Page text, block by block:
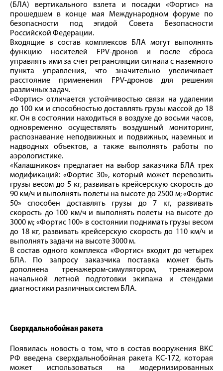
(БЛА) вертикального взлета и посадки «Фортис» на
прошедшем в конце мая Международном форуме по
безопасности под эгидой Совета Безопасности
Российской Федерации.
Входящие в состав комплексов БЛА могут выполнять
функцию носителей FPV-дронов и после сброса
управлять ими за счет ретрансляции сигнала с наземного
пункта управления, что значительно увеличивает
расстояние применения FPV-дронов для решения
различных задач.
«Фортис» отличается устойчивостью связи на удалении
до 100 км и способностью доставлять грузы массой до 18
кг. Он в состоянии находиться в воздухе до восьми часов,
одновременно осуществлять воздушный мониторинг,
распознавание неподвижных и подвижных, наземных и
надводных объектов, а также выполнять работы по
аэрологистике.
«Калашников» предлагает на выбор заказчика БЛА трех
модификаций: «Фортис 30», который может перевозить
грузы весом до 5 кг, развивать крейсерскую скорость до
90 км/ч и выполнять полеты на высоте до 2500 м; «Фортис
50» способен доставлять грузы до 7 кг, развивать
скорость до 100 км/ч и выполнять полеты на высоте до
3000 м; «Фортис 100» в состоянии поднимать грузы весом
до 18 кг, развивать крейсерскую скорость до 110 км/ч и
выполнять задачи на высоте 3000 м.
В состав одного комплекса «Фортис» входит до четырех
БЛА. По запросу заказчика поставка может быть
дополнена тренажером-симулятором, тренажером
начальной летной подготовки экипажа и стендами
диагностики различных систем БЛА.
Cверхдальнобойная ракета
Появилась новость о том, что в состав вооружения ВКС
РФ введена сверхдальнобойная ракета КС-172, которая
может использоваться на модернизированных